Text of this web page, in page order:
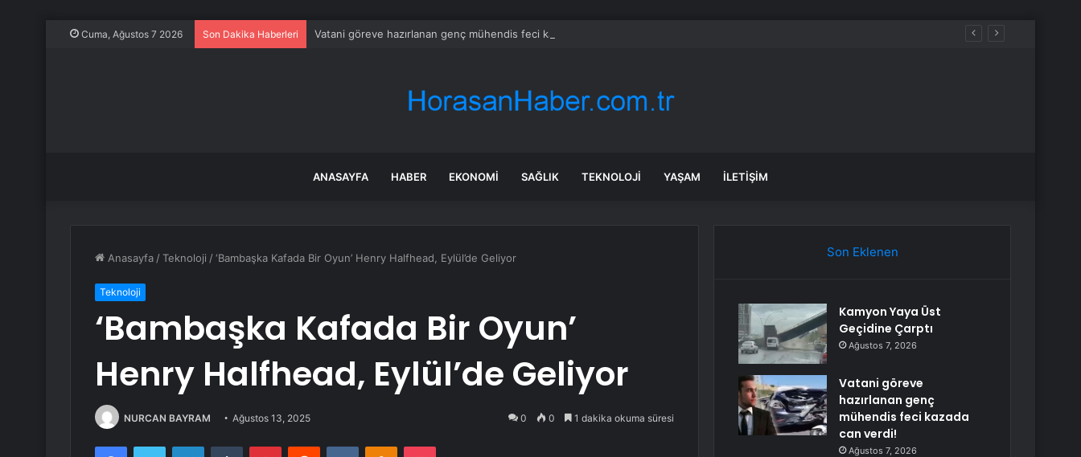
Cuma, Ağustos 7 2026 Son Dakika Haberleri Vatani göreve hazırlanan genç mühendis feci kazada can verdi!
ANASAYFA HABER EKONOMI SAĞLIK TEKNOLOJI YAŞAM İLETIŞIM
Anasayfa /Teknoloji /‘Bambaşka Kafada Bir Oyun’ Henry Halfhead, Eylül’de Geliyor
Teknoloji
‘Bambaşka Kafada Bir Oyun’
Henry Halfhead, Eylül’de Geliyor
NURCAN BAYRAM Ağustos 13, 2025 0 0 1 dakika okuma süresi
FacebookTwitter LinkedInTumblr PinterestReddit VKontakteOdnoklassniki
Pocket
Son Eklenen
Kamyon Yaya Üst
Geçidine Çarptı
Ağustos 7, 2026
Vatani göreve
hazırlanan genç
mühendis feci kazada
can verdi!
Ağustos 7, 2026